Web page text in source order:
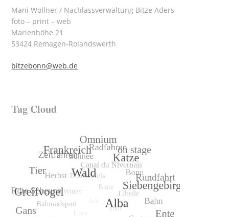
Mani Wollner / Nachlassverwaltung Bitze Aders
foto – print – web
Marienhöhe 21
53424 Remagen-Rolandswerth
bitzebonn@web.de
Tag Cloud